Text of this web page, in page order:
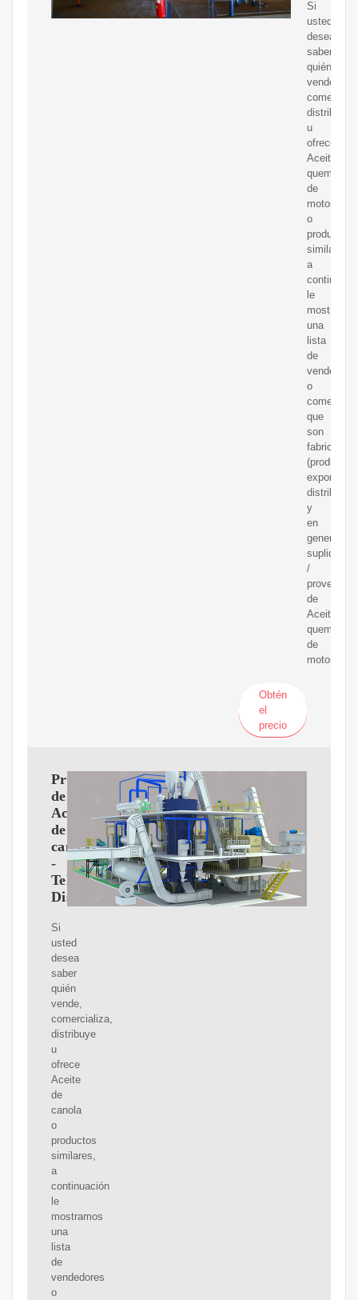
Si
usted
desea
saber
quién
vende,
distribuye
u
ofrece
Aceite
quemado
de
motor
o
productos
similares,
a
le
mostramos
una
lista
de
o
que
son
fabricantes
y
en
general
suplidores
/
de
Aceite
quemado
de
motor.
Obtén
el
precio
Proveedores
de
Aceite
de
canola
-
Teléfonos,
Distribuidores
Si
usted
desea
saber
quién
vende,
comercializa,
distribuye
u
ofrece
Aceite
de
canola
o
productos
similares,
a
continuación
le
mostramos
una
lista
de
vendedores
o